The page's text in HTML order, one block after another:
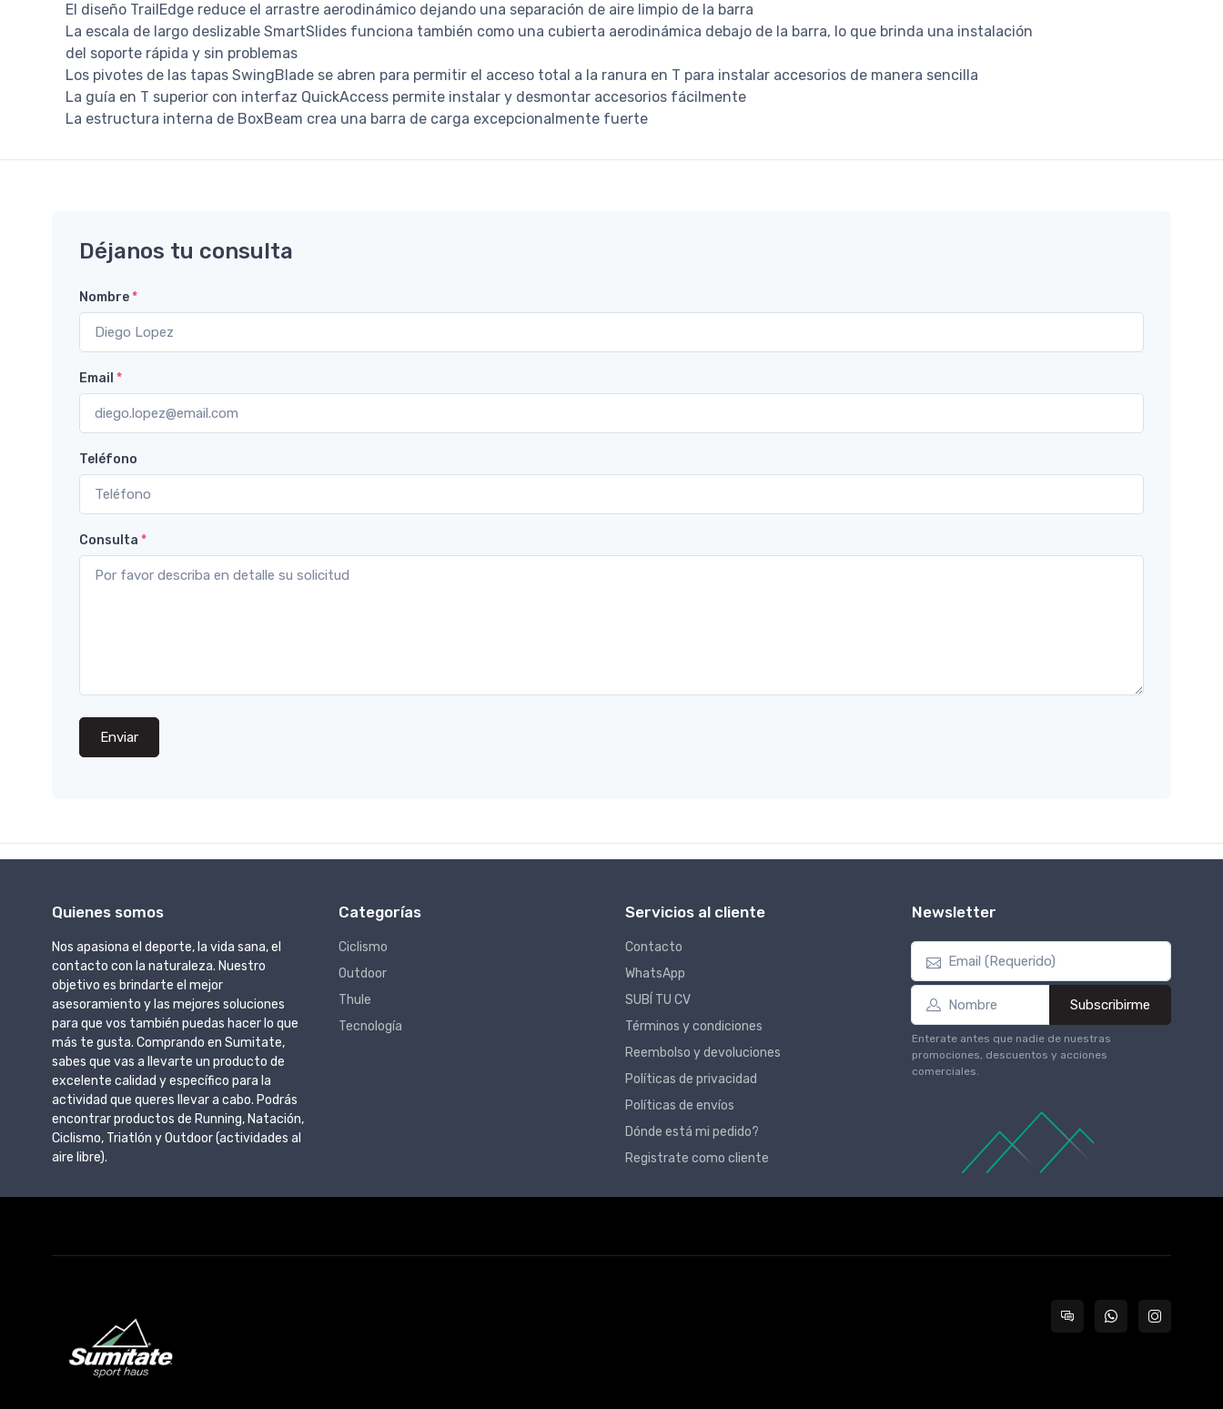
El diseño TrailEdge reduce el arrastre aerodinámico dejando una separación de aire limpio de la barra
La escala de largo deslizable SmartSlides funciona también como una cubierta aerodinámica debajo de la barra, lo que brinda una instalación
del soporte rápida y sin problemas
Los pivotes de las tapas SwingBlade se abren para permitir el acceso total a la ranura en T para instalar accesorios de manera sencilla
La guía en T superior con interfaz QuickAccess permite instalar y desmontar accesorios fácilmente
La estructura interna de BoxBeam crea una barra de carga excepcionalmente fuerte
Déjanos tu consulta
Nombre*
Email *
Teléfono
Consulta *
Enviar
Quienes somos
Nos apasiona el deporte, la vida sana, el
contacto con la naturaleza. Nuestro
objetivo es brindarte el mejor
asesoramiento y las mejores soluciones
para que vos también puedas hacer lo que
más te gusta. Comprando en Sumitate,
sabes que vas a llevarte un producto de
excelente calidad y específico para la
actividad que queres llevar a cabo. Podrás
encontrar productos de Running, Natación,
Ciclismo, Triatlón y Outdoor (actividades al
aire libre).
Categorías
Ciclismo
Outdoor
Thule
Tecnología
Servicios al cliente
Contacto
WhatsApp
SUBÍ TU CV
Términos y condiciones
Reembolso y devoluciones
Políticas de privacidad
Políticas de envíos
Dónde está mi pedido?
Registrate como cliente
Newsletter
Subscribirme
Enterate antes que nadie de nuestras
promociones, descuentos y acciones
comerciales.